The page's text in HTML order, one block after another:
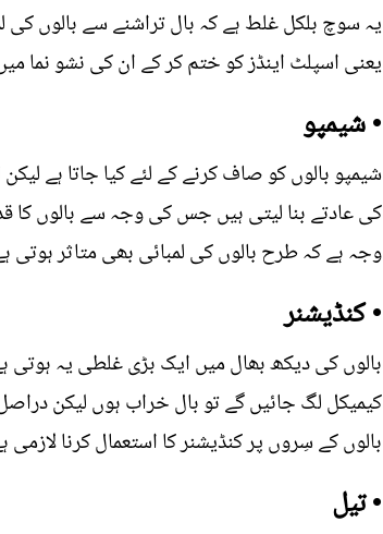
یہ سوچ بلکل غلط ہے کہ بال تراشنے سے بالوں کی
یعنی اسپلٹ اینڈز کو ختم کر کے ان کی نشو نما میں تیزی لاتا ہے اس لئے ہر 3 ماہ میں
• شیمپو
شیمپو بالوں کو صاف کرنے کے لئے کیا جاتا ہے
کی عادتے بنا لیتی ہیں جس کی وجہ سے بالوں کا
وجہ ہے کہ طرح بالوں کی لمبائی بھی متاثر
• کنڈیشنر
بالوں کی دیکھ بھال میں ایک بڑی غلطی یہ ہوتی
کیمیکل لگ جائیں گے تو بال خراب ہوں لیکن
بالوں کے سِروں پر کنڈیشنر کا استعمال کرنا
• تیل